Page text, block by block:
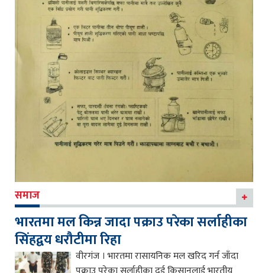
समाज
भारतमा मल किन्न जादा पक्राउ परेका सर्लाहीका
सिंहद्वय धरौटीमा रिहा
वीरगंज । भारतमा रासायनिक मल खरिद गर्न जाँदा